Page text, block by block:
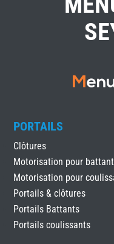
PORTAILS
Clôtures
Motorisation pour
Motorisation pour
Portails & clôtures
Portails Battants
Portails coulissants